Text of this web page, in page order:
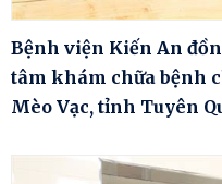
Bệnh viện Kiến An
tâm khám chữa bệnh
Mèo Vạc, tỉnh Tuyên